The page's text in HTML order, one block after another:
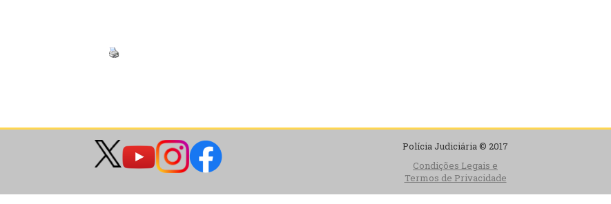
Polícia Judiciária © 2017
Condições Legais e
Termos de Privacidade